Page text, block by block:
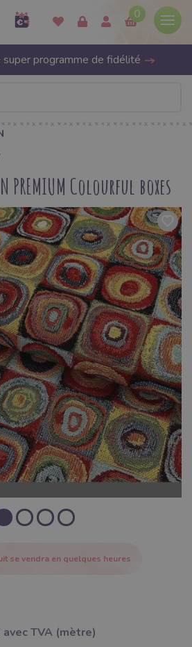
0
programme de fidélité
PREMIUM Colourful boxes
se vendra en quelques heures
​​avec TVA (mètre)